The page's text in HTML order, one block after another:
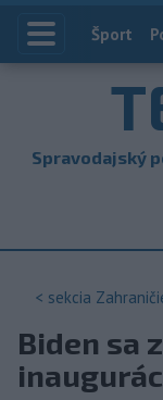
Index
Šport
Spravodajský
< sekcia
Biden sa